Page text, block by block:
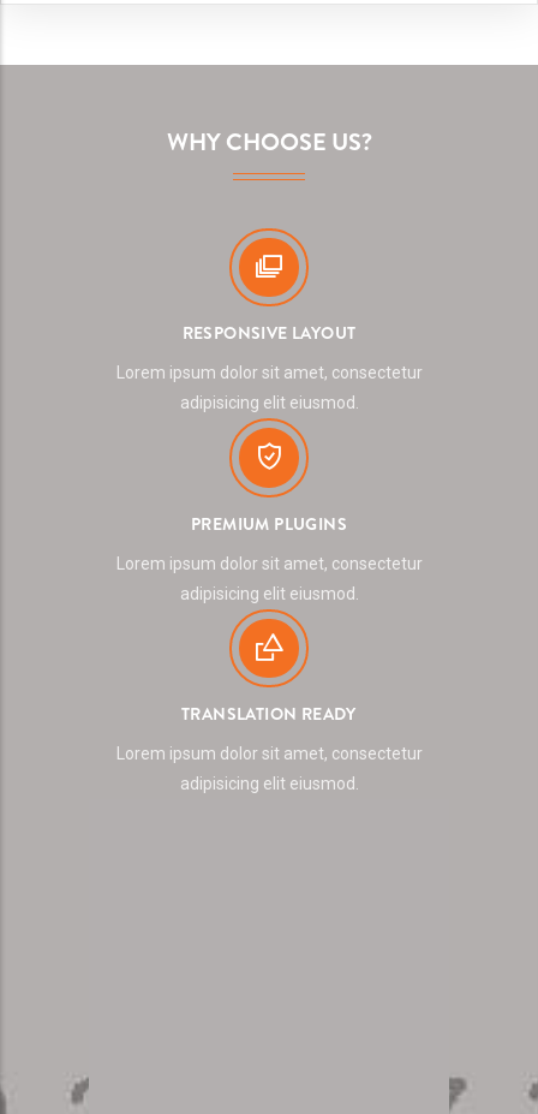
WHY CHOOSE US?
RESPONSIVE LAYOUT
Lorem ipsum dolor sit amet, consectetur
adipisicing elit eiusmod.
PREMIUM PLUGINS
Lorem ipsum dolor sit amet, consectetur
adipisicing elit eiusmod.
TRANSLATION READY
Lorem ipsum dolor sit amet, consectetur
adipisicing elit eiusmod.